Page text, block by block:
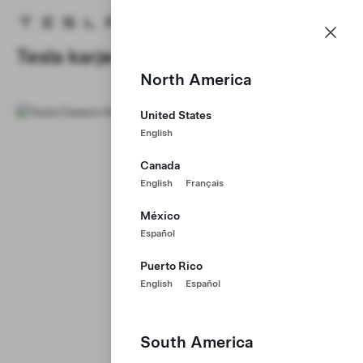
Tesla homepage
Skip to main content
North America
United States
English
Canada
English Français
México
Español
Puerto Rico
English Español
South America
Tesla karjera